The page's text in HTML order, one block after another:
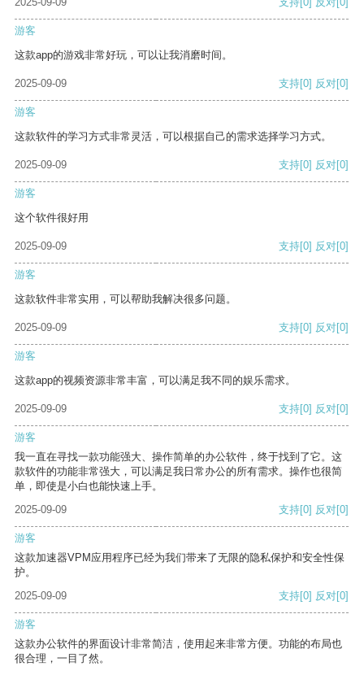
游客
这款app的游戏非常好玩，可以让我消磨时间。
2025-09-09 支持[0] 反对[0]
游客
这款软件的学习方式非常灵活，可以根据自己的需求选择学习方式。
2025-09-09 支持[0] 反对[0]
游客
这个软件很好用
2025-09-09 支持[0] 反对[0]
游客
这款软件非常实用，可以帮助我解决很多问题。
2025-09-09 支持[0] 反对[0]
游客
这款app的视频资源非常丰富，可以满足我不同的娱乐需求。
2025-09-09 支持[0] 反对[0]
游客
我一直在寻找一款功能强大、操作简单的办公软件，终于找到了它。这
款软件的功能非常强大，可以满足我日常办公的所有需求。操作也很简
单，即使是小白也能快速上手。
2025-09-09
支持[0] 反对[0]
游客
这款加速器VPM应用程序已经为我们带来了无限的隐私保护和安全性保
护。
2025-09-09
支持[0] 反对[0]
游客
这款办公软件的界面设计非常简洁，使用起来非常方便。功能的布局也
很合理，一目了然。